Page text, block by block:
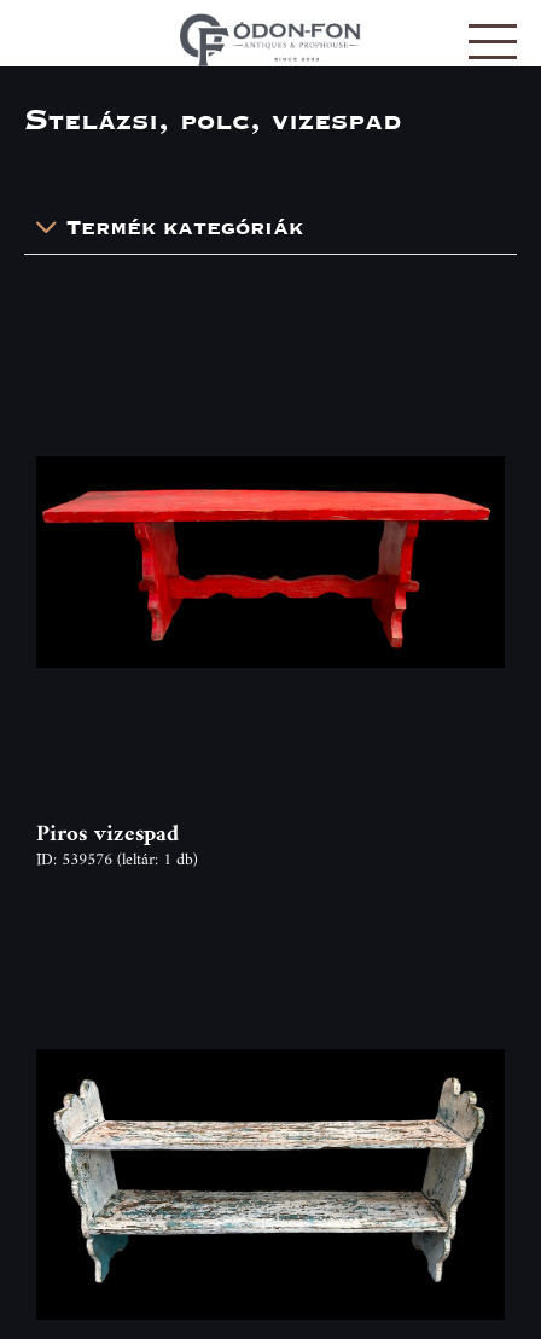
Stelázsi, polc, vizespad
Termék kategóriák
Piros vizespad
ID: 539576(leltár: 1 db)